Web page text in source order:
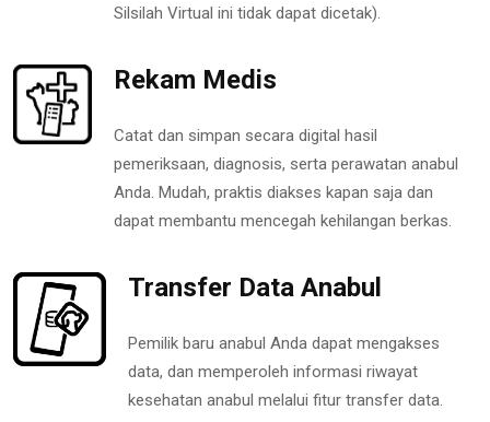
Silsilah Virtual ini tidak dapat dicetak).
Rekam Medis
Catat dan simpan secara digital hasil
pemeriksaan, diagnosis, serta perawatan anabul
Anda. Mudah, praktis diakses kapan saja dan
dapat membantu mencegah kehilangan berkas.
Transfer Data Anabul
Pemilik baru anabul Anda dapat mengakses
data, dan memperoleh informasi riwayat
kesehatan anabul melalui fitur transfer data.